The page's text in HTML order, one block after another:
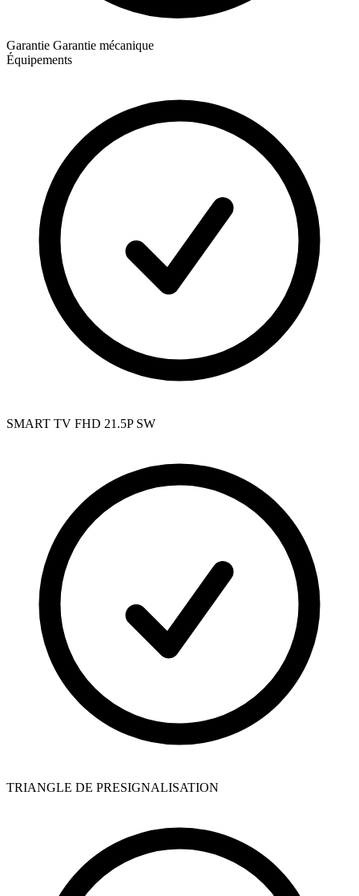
Garantie Garantie mécanique
Équipements
SMART TV FHD 21.5P SW
TRIANGLE DE PRESIGNALISATION